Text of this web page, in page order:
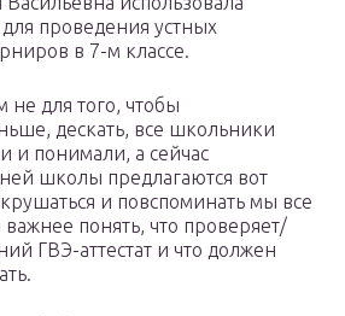
проведения устных
в 7-м классе.
для того, чтобы
дескать, все школьники
и понимали, а сейчас
школы предлагаются вот
и повспоминать мы все
понять, что проверяет/
ГВЭ-аттестат и что должен